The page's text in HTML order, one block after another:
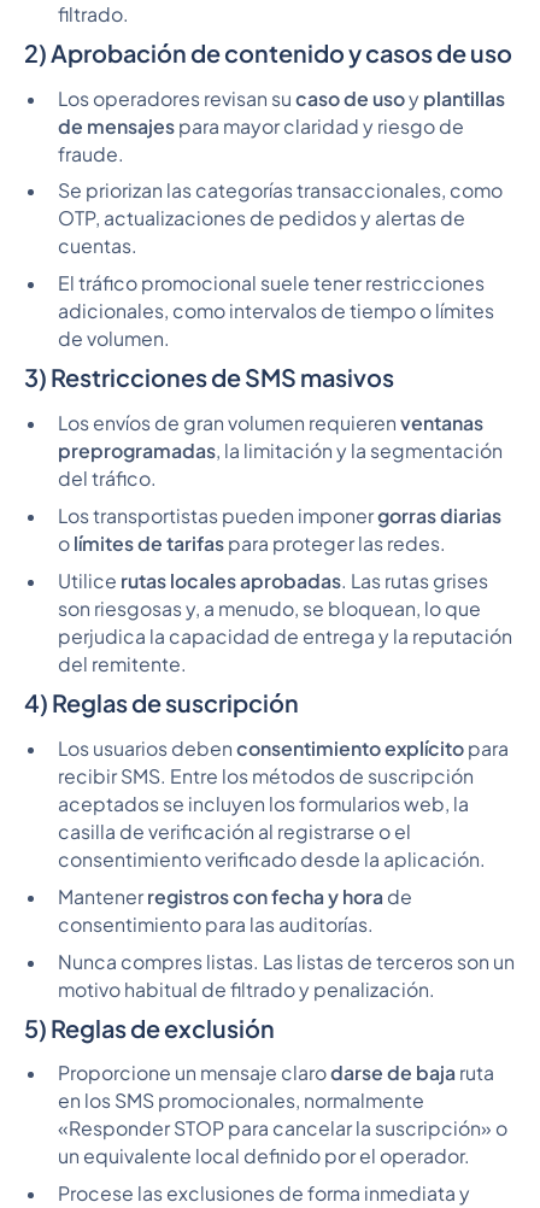
filtrado.
2) Aprobación de contenido y casos de uso
Los operadores revisan su caso de usoy plantillas
de mensajespara mayor claridad y riesgo de
fraude.
Se priorizan las categorías transaccionales, como
OTP, actualizaciones de pedidos y alertas de
cuentas.
El tráfico promocional suele tener restricciones
adicionales, como intervalos de tiempo o límites
de volumen.
3) Restricciones de SMS masivos
Los envíos de gran volumen requieren ventanas
preprogramadas, la limitación y la segmentación
del tráfico.
Los transportistas pueden imponergorras diarias
o límites de tarifaspara proteger las redes.
Utilice rutas locales aprobadas. Las rutas grises
son riesgosas y, a menudo, se bloquean, lo que
perjudica la capacidad de entrega y la reputación
del remitente.
4) Reglas de suscripción
Los usuarios deben consentimiento explícitopara
recibir SMS. Entre los métodos de suscripción
aceptados se incluyen los formularios web, la
casilla de verificación al registrarse o el
consentimiento verificado desde la aplicación.
Mantener registros con fecha y hora de
consentimiento para las auditorías.
Nunca compres listas. Las listas de terceros son un
motivo habitual de filtrado y penalización.
5) Reglas de exclusión
Proporcione un mensaje clarodarse de baja ruta
en los SMS promocionales, normalmente
«Responder STOP para cancelar la suscripción» o
un equivalente local definido por el operador.
Procese las exclusiones de forma inmediata y